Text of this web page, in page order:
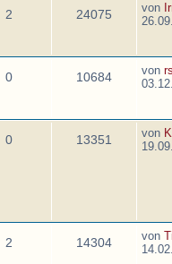
2 24075 von
0 10684 von
0 13351 von
2 14304 von